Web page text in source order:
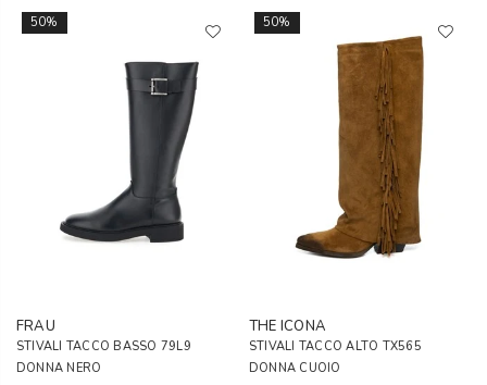
50%
FRAU
STIVALI TACCO BASSO 79L9
DONNA NERO
50%
THE ICONA
STIVALI TACCO ALTO TX565
DONNA CUOIO